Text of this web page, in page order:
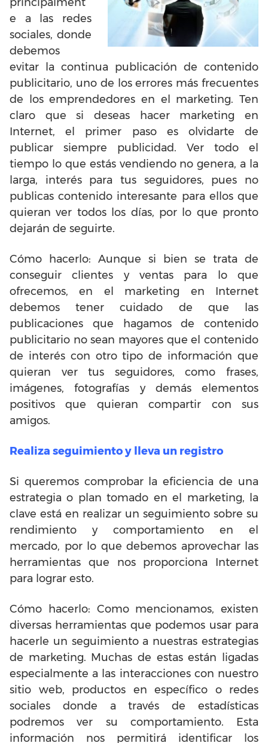
principalment
e a las redes
sociales, donde
debemos
evitar la continua publicación de contenido
publicitario, uno de los errores más frecuentes
de los emprendedores en el marketing. Ten
claro que si deseas hacer marketing en
Internet, el primer paso es olvidarte de
publicar siempre publicidad. Ver todo el
tiempo lo que estás vendiendo no genera, a la
larga, interés para tus seguidores, pues no
publicas contenido interesante para ellos que
quieran ver todos los días, por lo que pronto
dejarán de seguirte.
Cómo hacerlo: Aunque si bien se trata de
conseguir clientes y ventas para lo que
ofrecemos, en el marketing en Internet
debemos tener cuidado de que las
publicaciones que hagamos de contenido
publicitario no sean mayores que el contenido
de interés con otro tipo de información que
quieran ver tus seguidores, como frases,
imágenes, fotografías y demás elementos
positivos que quieran compartir con sus
amigos.
Realiza seguimiento y lleva un registro
Si queremos comprobar la eficiencia de una
estrategia o plan tomado en el marketing, la
clave está en realizar un seguimiento sobre su
rendimiento y comportamiento en el
mercado, por lo que debemos aprovechar las
herramientas que nos proporciona Internet
para lograr esto.
Cómo hacerlo: Como mencionamos, existen
diversas herramientas que podemos usar para
hacerle un seguimiento a nuestras estrategias
de marketing. Muchas de estas están ligadas
especialmente a las interacciones con nuestro
sitio web, productos en específico o redes
sociales donde a través de estadísticas
podremos ver su comportamiento. Esta
información nos permitirá identificar los